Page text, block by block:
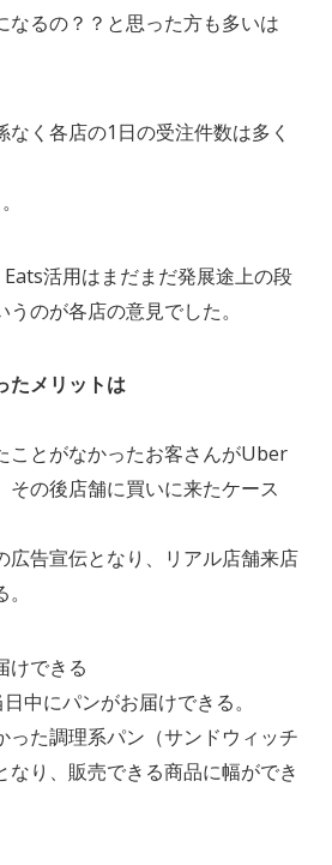
なるの？？と思った方も多いは
く各店の1日の受注件数は多く
活用はまだまだ発展途上の段
のが各店の意見でした。
たメリットは
ことがなかったお客さんがUber
その後店舗に買いに来たケース
広告宣伝となり、リアル店舗来店
けできる
中にパンがお届けできる。
った調理系パン（サンドウィッチ
なり、販売できる商品に幅ができ